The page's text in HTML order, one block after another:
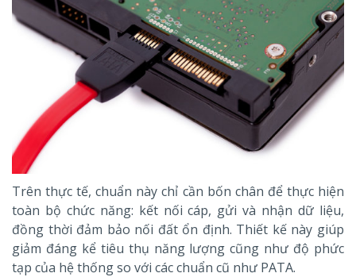
Trên thực tế, chuẩn này chỉ cần bốn chân để thực hiện
toàn bộ chức năng: kết nối cáp, gửi và nhận dữ liệu,
đồng thời đảm bảo nối đất ổn định. Thiết kế này giúp
giảm đáng kể tiêu thụ năng lượng cũng như độ phức
tạp của hệ thống so với các chuẩn cũ như PATA.